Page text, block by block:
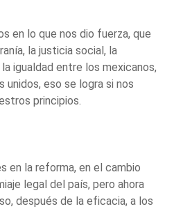
en lo que nos dio fuerza, que
la justicia social, la
igualdad entre los mexicanos,
unidos, eso se logra si nos
principios.
en la reforma, en el cambio
legal del país, pero ahora
después de la eficacia, a los